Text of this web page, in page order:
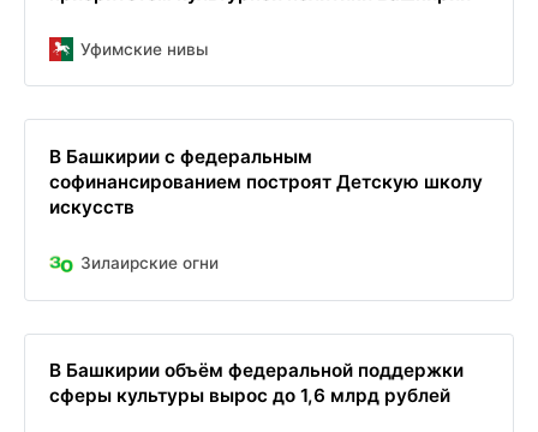
Уфимские нивы
В Башкирии с федеральным
софинансированием построят Детскую школу
искусств
Зилаирские огни
В Башкирии объём федеральной поддержки
сферы культуры вырос до 1,6 млрд рублей